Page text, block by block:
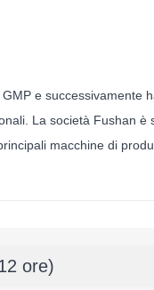
e successivamente
La società Fushan è
macchine di
ore)